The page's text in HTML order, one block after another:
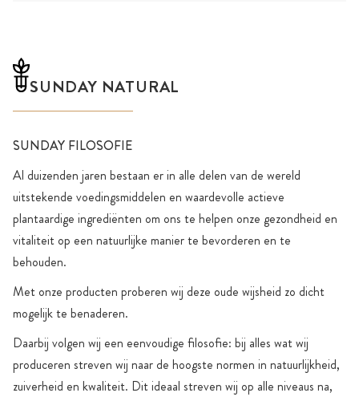
SUNDAY NATURAL
SUNDAY FILOSOFIE
Al duizenden jaren bestaan er in alle delen van de wereld
uitstekende voedingsmiddelen en waardevolle actieve
plantaardige ingrediënten om ons te helpen onze gezondheid en
vitaliteit op een natuurlijke manier te bevorderen en te
behouden.
Met onze producten proberen wij deze oude wijsheid zo dicht
mogelijk te benaderen.
Daarbij volgen wij een eenvoudige filosofie: bij alles wat wij
produceren streven wij naar de hoogste normen in natuurlijkheid,
zuiverheid en kwaliteit. Dit ideaal streven wij op alle niveaus na,